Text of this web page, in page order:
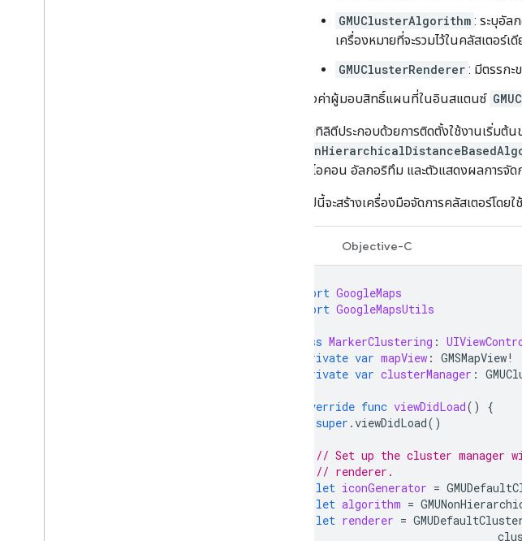
GMUClusterAlgorithm : ระบุอัล
เครื่องหมายที่จะรวมไว้ในคลัสเตอร์เ
GMUClusterRenderer : มีตรรก
ตั้งค่าผู้มอบสิทธิ์แผนที่ในอินสแตนซ์
ไลบรารียูทิลิตีประกอบด้วยการติดตั้งใช้งานเริ่มต้
มือสร้างไอคอน อัลกอริทึม และตัวแสดงผลการจั
โค้ดต่อไปนี้จะสร้างเครื่องมือจัดการคลัสเตอร์โดย
Objective-C
import GoogleMaps
import GoogleMapsUtils
class MarkerClustering :
private var mapView : GMSMapView!
private var clusterManager :
override func viewDidLoad()
{
super .viewDidLoad()
// Set up the cluster manager
// renderer.
let iconGenerator =
let algorithm =
let renderer =